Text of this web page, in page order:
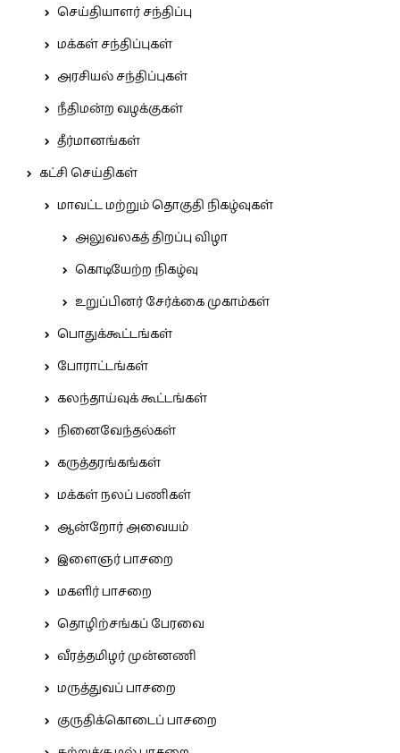
செய்தியாளர் சந்திப்பு
மக்கள் சந்திப்புகள்
அரசியல் சந்திப்புகள்
நீதிமன்ற வழக்குகள்
தீர்மானங்கள்
கட்சி செய்திகள்
மாவட்ட மற்றும் தொகுதி நிகழ்வுகள்
அலுவலகத் திறப்பு விழா
கொடியேற்ற நிகழ்வு
உறுப்பினர் சேர்க்கை முகாம்கள்
பொதுக்கூட்டங்கள்
போராட்டங்கள்
கலந்தாய்வுக் கூட்டங்கள்
நினைவேந்தல்கள்
கருத்தரங்கங்கள்
மக்கள் நலப் பணிகள்
ஆன்றோர் அவையம்
இளைஞர் பாசறை
மகளிர் பாசறை
தொழிற்சங்கப் பேரவை
வீரத்தமிழர் முன்னணி
மருத்துவப் பாசறை
குருதிக்கொடைப் பாசறை